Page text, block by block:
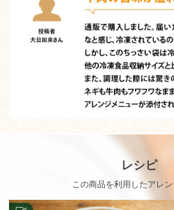
レシピ
この商品を利用したアレ